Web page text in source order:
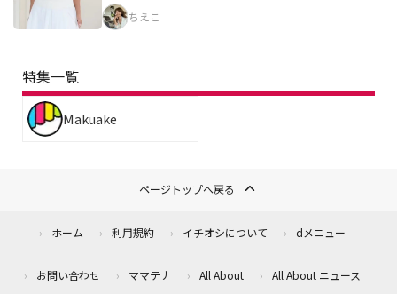
ちえこ
特集一覧
Makuake
ページトップへ戻る
ホーム 利用規約 イチオシについて dメニュー
お問い合わせ ママテナ All About All About ニュース